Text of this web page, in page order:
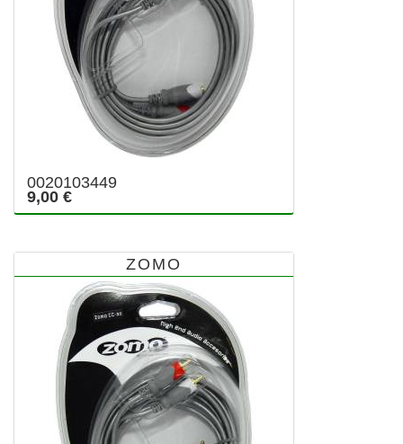
0020103449
9,00 €
ZOMO